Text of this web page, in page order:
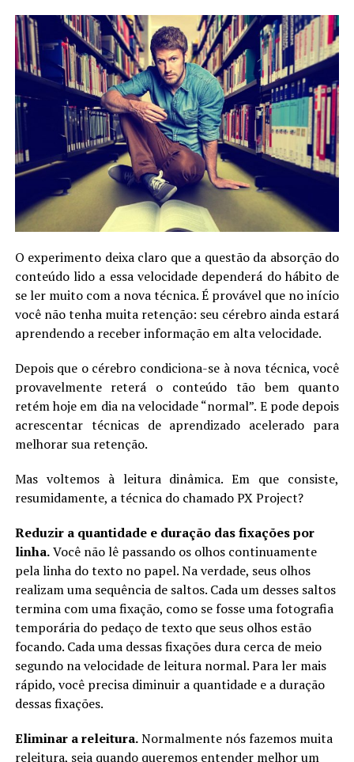
O experimento deixa claro que a questão da absorção do
conteúdo lido a essa velocidade dependerá do hábito de
se ler muito com a nova técnica. É provável que no início
você não tenha muita retenção: seu cérebro ainda estará
aprendendo a receber informação em alta velocidade.
Depois que o cérebro condiciona-se à nova técnica, você
provavelmente reterá o conteúdo tão bem quanto
retém hoje em dia na velocidade “normal”. E pode depois
acrescentar técnicas de aprendizado acelerado para
melhorar sua retenção.
Mas voltemos à leitura dinâmica. Em que consiste,
resumidamente, a técnica do chamado PX Project?
Reduzir a quantidade e duração das fixações por
linha.Você não lê passando os olhos continuamente
pela linha do texto no papel. Na verdade, seus olhos
realizam uma sequência de saltos. Cada um desses saltos
termina com uma fixação, como se fosse uma fotografia
temporária do pedaço de texto que seus olhos estão
focando. Cada uma dessas fixações dura cerca de meio
segundo na velocidade de leitura normal. Para ler mais
rápido, você precisa diminuir a quantidade e a duração
dessas fixações.
Eliminar a releitura.Normalmente nós fazemos muita
releitura, seja quando queremos entender melhor um